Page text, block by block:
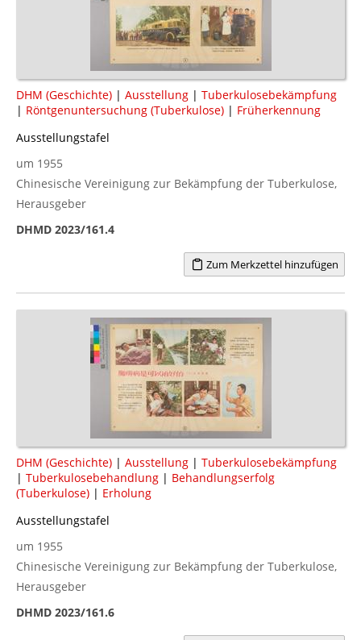
DHM (Geschichte) | Ausstellung | Tuberkulosebekämpfung
| Röntgenuntersuchung (Tuberkulose) | Früherkennung
Ausstellungstafel
um 1955
Chinesische Vereinigung zur Bekämpfung der Tuberkulose,
Herausgeber
DHMD 2023/161.4
Zum Merkzettel hinzufügen
DHM (Geschichte) | Ausstellung | Tuberkulosebekämpfung
| Tuberkulosebehandlung | Behandlungserfolg
(Tuberkulose) | Erholung
Ausstellungstafel
um 1955
Chinesische Vereinigung zur Bekämpfung der Tuberkulose,
Herausgeber
DHMD 2023/161.6